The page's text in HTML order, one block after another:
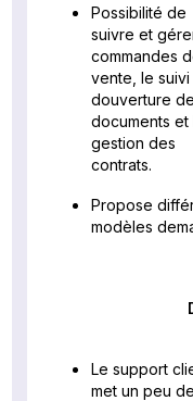
Possibilité de
suivre et
commandes
vente, le suivi
douverture
documents et
gestion des
contrats.
Propose
modèles
Le support
met un peu de